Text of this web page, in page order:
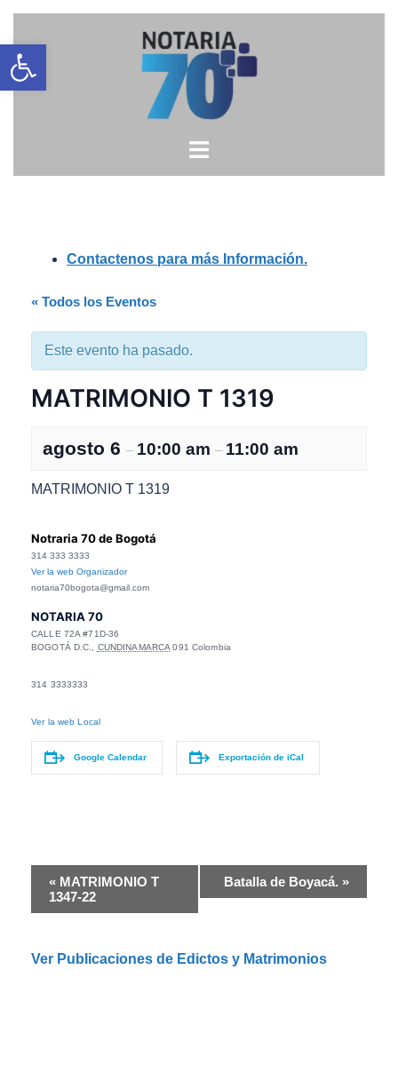
Open toolbar
al
contenido
Contactenos para más Información.
« Todos los Eventos
Este evento ha pasado.
MATRIMONIO T 1319
agosto 6 – 10:00 am – 11:00 am
MATRIMONIO T 1319
Notraria 70 de Bogotá
314 333 3333
Ver la web Organizador
notaria70bogota@gmail.com
NOTARIA 70
CALLE 72A #71D-36
BOGOTÁ D.C.
CUNDINAMARCA 091 Colombia
314 3333333
Ver la web Local
Google Calendar Exportación de iCal
v
g
« MATRIMONIO T
1347-22
Batalla de Boyacá. »
Ver Publicaciones de Edictos y Matrimonios